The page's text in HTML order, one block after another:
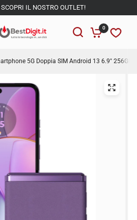
IL NOSTRO OUTLET!
0
5G Doppia SIM Android 13 6.9" 256GB